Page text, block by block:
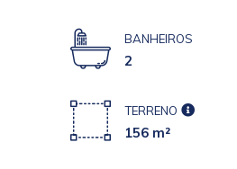
BANHEIROS
2
TERRENO
156 m²